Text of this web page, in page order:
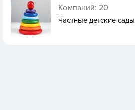
Компаний: 20
Частные детские сады